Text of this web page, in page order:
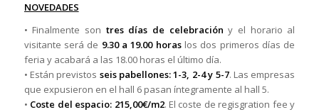
NOVEDADES
• Finalmente son tres días de celebración y el horario al
visitante será de 9.30 a 19.00 horaslos dos primeros días de
feria y acabará a las 18.00 horas el último día.
• Están previstos seis pabellones: 1-3, 2-4 y 5-7. Las empresas
que expusieron en el hall 6 pasan íntegramente al hall 5.
• Coste del espacio: 215,00€/m2. El coste de regisgration fee y